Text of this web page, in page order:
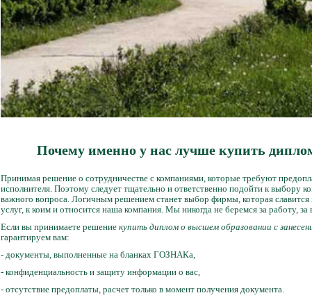
Почему именно у нас лучше купить
Принимая решение о сотрудничестве с компаниями, которые требуют
исполнителя. Поэтому следует тщательно и ответственно подойти к выбору
важного вопроса. Логичным решением станет выбор фирмы, которая
услуг, к коим и относится наша компания. Мы никогда не беремся за работу,
Если вы принимаете решение купить диплом о высшем образовании с
гарантируем вам:
- документы, выполненные на бланках ГОЗНАКа,
- конфиденциальность и защиту информации о вас,
- отсутствие предоплаты, расчет только в момент получения документа.